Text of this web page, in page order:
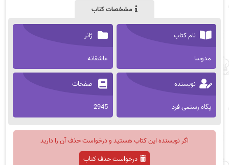
مشخصات کتاب
نام کتاب
مدوسا
ژانر
عاشقانه
نویسنده
پگاه رستمی فرد
صفحات
2945
اگر نویسنده این کتاب هستید و درخواست حذف آن را دارید
درخواست حذف کتاب